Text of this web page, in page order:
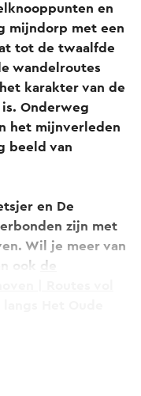
en
mijndorp met een
tot de twaalfde
wandelroutes
karakter van de
Onderweg
het mijnverleden
beeld van
en De
zijn met
Wil je meer van
ook
de
langs Het Oude
en Villa Pierre